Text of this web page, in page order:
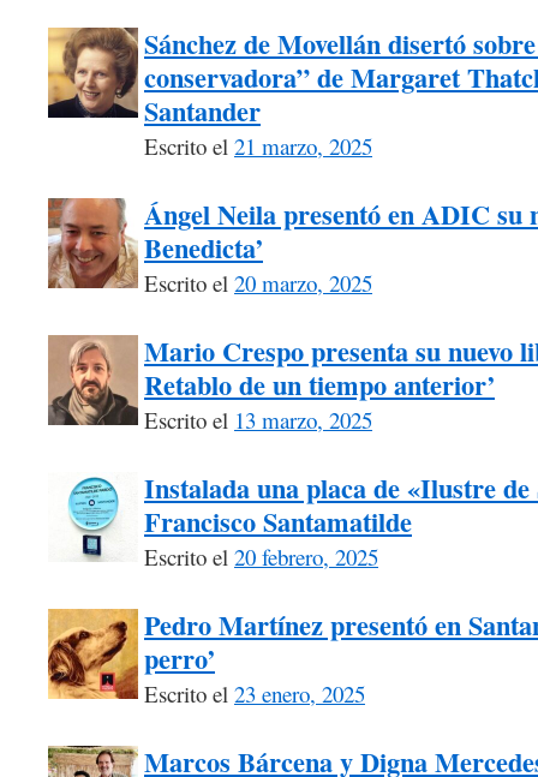
Sánchez de Movellán disertó
conservadora” de Margaret
Santander
Escrito el 21 marzo, 2025
Ángel Neila presentó en ADIC su
Benedicta’
Escrito el 20 marzo, 2025
Mario Crespo presenta su nuevo
Retablo de un tiempo anterior’
Escrito el 13 marzo, 2025
Instalada una placa de «Ilustre
Francisco Santamatilde
Escrito el 20 febrero, 2025
Pedro Martínez presentó en
perro’
Escrito el 23 enero, 2025
Marcos Bárcena y Digna